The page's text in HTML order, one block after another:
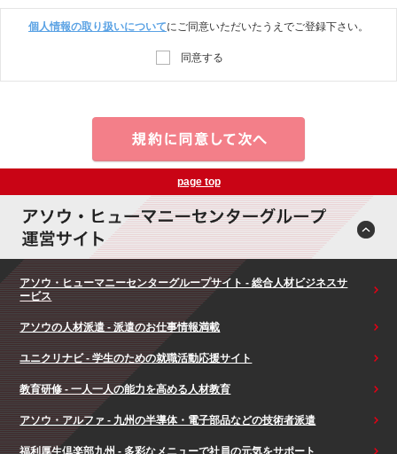
個人情報の取り扱いについてにご同意いただいたうえでご登録下さい。
同意する
page top
アソウ・ヒューマニーセンターグループサイト - 総合人材ビジネスサ
ービス
アソウの人材派遣 - 派遣のお仕事情報満載
ユニクリナビ - 学生のための就職活動応援サイト
教育研修 - 一人一人の能力を高める人材教育
アソウ・アルファ - 九州の半導体・電子部品などの技術者派遣
福利厚生倶楽部九州 - 多彩なメニューで社員の元気をサポート